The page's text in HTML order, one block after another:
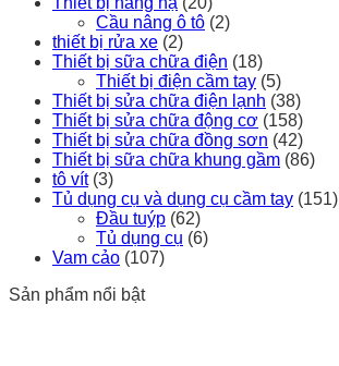
Cầu nâng ô tô (2)
thiết bị rửa xe (2)
Thiết bị sữa chữa điện (18)
Thiết bị điện cầm tay (5)
Thiết bị sửa chữa điện lạnh (38)
Thiết bị sửa chữa động cơ (158)
Thiết bị sửa chữa đồng sơn (42)
Thiết bị sữa chữa khung gầm (86)
tô vít (3)
Tủ dụng cụ và dụng cụ cầm tay (151)
Đầu tuýp (62)
Tủ dụng cụ (6)
Vam cảo (107)
Sản phẩm nổi bật